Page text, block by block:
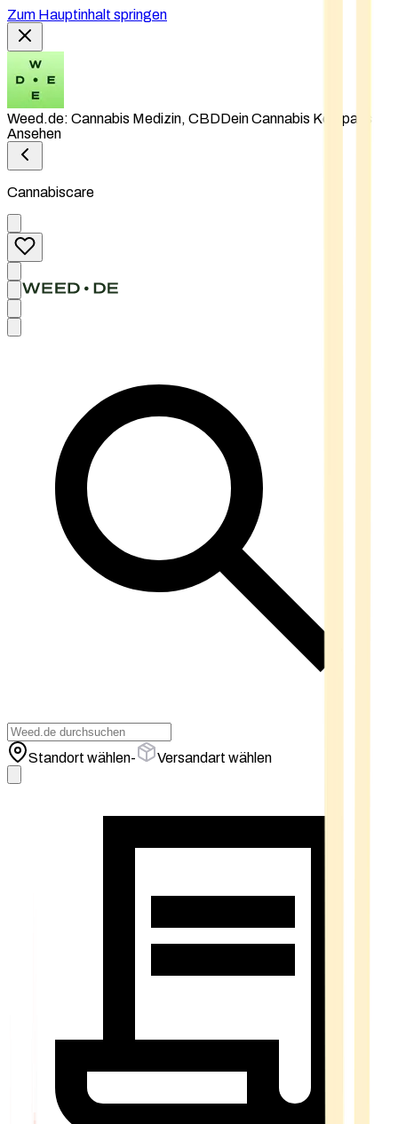
Zum Hauptinhalt springen
Weed.de: Cannabis Medizin, CBDDein Cannabis Kompass
Ansehen
Cannabiscare
Standort wählen- Versandart wählen